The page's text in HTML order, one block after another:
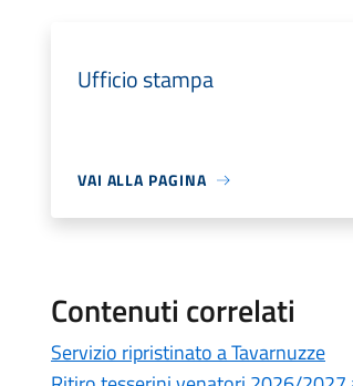
Ufficio stampa
VAI ALLA PAGINA
Contenuti correlati
Servizio ripristinato a Tavarnuzze